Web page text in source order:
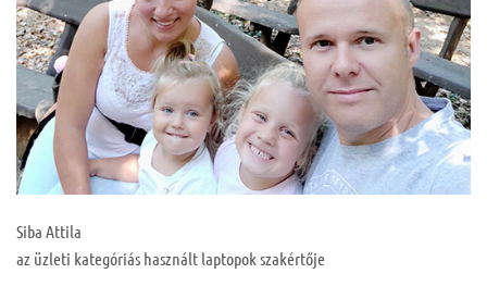
Siba Attila
az üzleti kategóriás használt laptopok szakértője